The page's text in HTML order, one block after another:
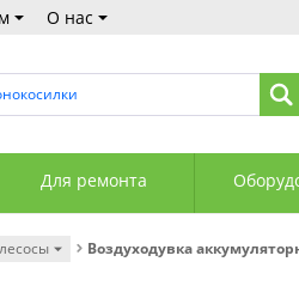
О нас
Для ремонта
Воздуходувка